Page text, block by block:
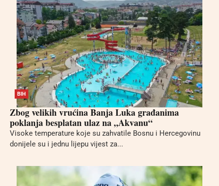
BIH
Zbog velikih vrućina Banja Luka građanima
poklanja besplatan ulaz na „Akvanu“
Visoke temperature koje su zahvatile Bosnu i Hercegovinu
donijele su i jednu lijepu vijest za...